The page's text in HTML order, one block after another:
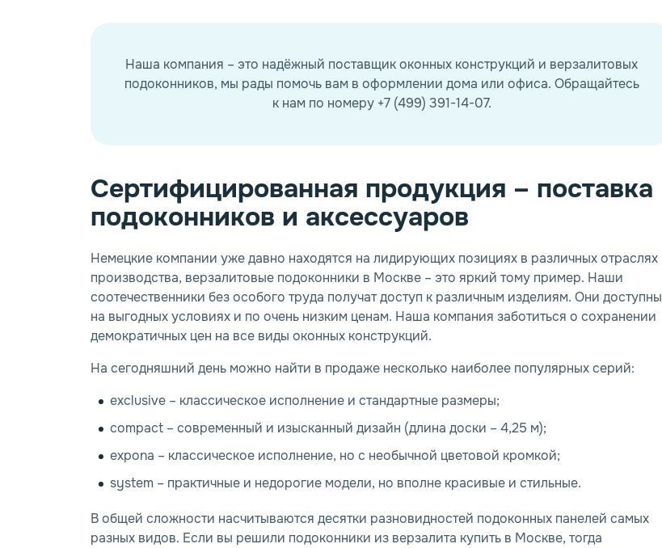
Наша компания – это надёжный поставщик оконных конструкций и верзалитовых
подоконников, мы рады помочь вам в оформлении дома или офиса. Обращайтесь
к нам по номеру +7 (499) 391-14-07.
Сертифицированная продукция – поставка
подоконников и аксессуаров
Немецкие компании уже давно находятся на лидирующих позициях в различных отраслях
производства, верзалитовые подоконники в Москве – это яркий тому пример. Наши
соотечественники без особого труда получат доступ к различным изделиям. Они доступны
на выгодных условиях и по очень низким ценам. Наша компания заботиться о сохранении
демократичных цен на все виды оконных конструкций.
На сегодняшний день можно найти в продаже несколько наиболее популярных серий:
exclusive – классическое исполнение и стандартные размеры;
compact – современный и изысканный дизайн (длина доски – 4,25 м);
expona – классическое исполнение, но с необычной цветовой кромкой;
system – практичные и недорогие модели, но вполне красивые и стильные.
В общей сложности насчитываются десятки разновидностей подоконных панелей самых
разных видов. Если вы решили подоконники из верзалита купить в Москве, тогда
*
Номер телефона * E-mail*
персональных данных
*
Номер телефона * E-mail*
персональных данных
Закрыть